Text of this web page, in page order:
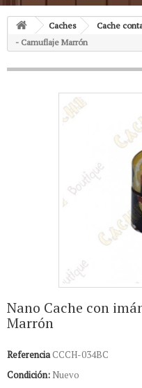
Caches Cache
- Camuflaje Marrón
Nano Cache con
Marrón
ReferenciaCCCH-034BC
Condición: Nuevo